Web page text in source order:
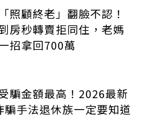
照顧終老」翻臉不認！
房秒轉賣拒同住，老媽
招拿回700萬
騙金額最高！2026最新
騙手法退休族一定要知道